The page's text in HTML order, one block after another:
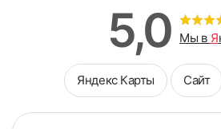
5,0 Мы в Я
Яндекс Карты Сайт